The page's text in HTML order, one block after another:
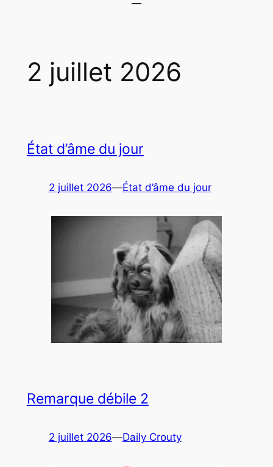
2 juillet 2026
État d’âme du jour
2 juillet 2026—État d’âme du jour
Remarque débile 2
2 juillet 2026—Daily Crouty